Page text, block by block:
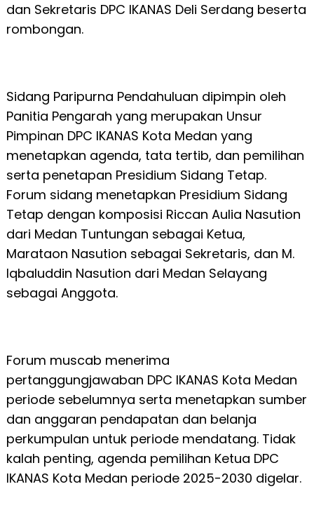
dan Sekretaris DPC IKANAS Deli Serdang beserta
rombongan.
Sidang Paripurna Pendahuluan dipimpin oleh
Panitia Pengarah yang merupakan Unsur
Pimpinan DPC IKANAS Kota Medan yang
menetapkan agenda, tata tertib, dan pemilihan
serta penetapan Presidium Sidang Tetap.
Forum sidang menetapkan Presidium Sidang
Tetap dengan komposisi Riccan Aulia Nasution
dari Medan Tuntungan sebagai Ketua,
Marataon Nasution sebagai Sekretaris, dan M.
Iqbaluddin Nasution dari Medan Selayang
sebagai Anggota.
Forum muscab menerima
pertanggungjawaban DPC IKANAS Kota Medan
periode sebelumnya serta menetapkan sumber
dan anggaran pendapatan dan belanja
perkumpulan untuk periode mendatang. Tidak
kalah penting, agenda pemilihan Ketua DPC
IKANAS Kota Medan periode 2025-2030 digelar.